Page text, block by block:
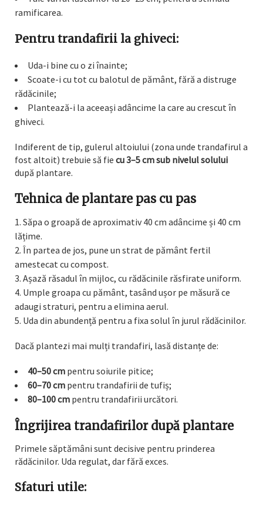
ramificarea.
Pentru trandafirii la ghiveci:
Uda-i bine cu o zi înainte;
Scoate-i cu tot cu balotul de pământ, fără a distruge
rădăcinile;
Plantează-i la aceeași adâncime la care au crescut în
ghiveci.
Indiferent de tip, gulerul altoiului (zona unde trandafirul a
fost altoit) trebuie să fie cu 3–5 cm sub nivelul solului
după plantare.
Tehnica de plantare pas cu pas
Săpa o groapă de aproximativ 40 cm adâncime și 40 cm
lățime.
În partea de jos, pune un strat de pământ fertil
amestecat cu compost.
Așază răsadul în mijloc, cu rădăcinile răsfirate uniform.
Umple groapa cu pământ, tasând ușor pe măsură ce
adaugi straturi, pentru a elimina aerul.
Uda din abundență pentru a fixa solul în jurul rădăcinilor.
Dacă plantezi mai mulți trandafiri, lasă distanțe de:
40–50 cm pentru soiurile pitice;
60–70 cm pentru trandafirii de tufiș;
80–100 cm pentru trandafirii urcători.
Îngrijirea trandafirilor după plantare
Primele săptămâni sunt decisive pentru prinderea
rădăcinilor. Uda regulat, dar fără exces.
Sfaturi utile: